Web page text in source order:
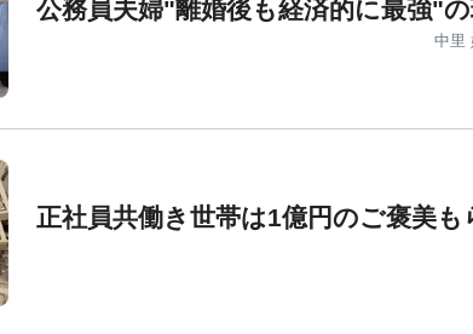
公務員夫婦"離婚後も経済的に最強"
中里
正社員共働き世帯は1億円のご褒美も